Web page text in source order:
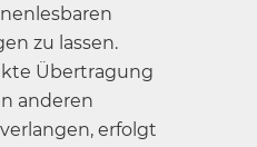
zu lassen.
Übertragung
anderen
erfolgt